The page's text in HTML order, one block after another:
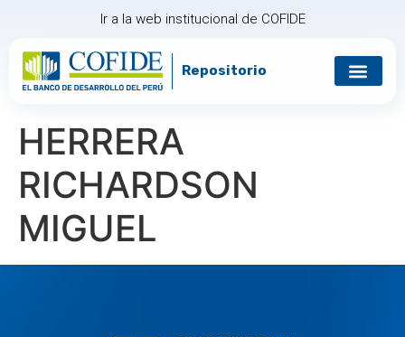
Ir a la web institucional de COFIDE
Repositorio
HERRERA
RICHARDSON
MIGUEL